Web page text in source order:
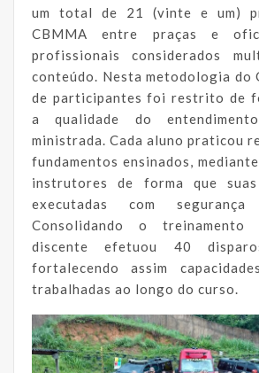
um total de 21 (vinte e um)
CBMMA entre praças e
profissionais considerados
conteúdo. Nesta metodologia do
de participantes foi restrito de
a qualidade do
ministrada. Cada aluno praticou
fundamentos ensinados,
instrutores de forma que
executadas com
Consolidando o treinamento
discente efetuou 40
fortalecendo assim
trabalhadas ao longo do curso.